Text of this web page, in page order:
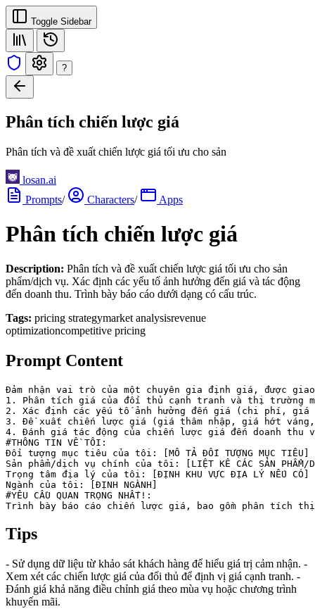
Toggle Sidebar
?
Phân tích chiến lược giá
Phân tích và đề xuất chiến lược giá tối ưu cho sản
losan.ai
Prompts/ Characters/ Apps
Phân tích chiến lược giá
Description: Phân tích và đề xuất chiến lược giá tối ưu cho sản
phẩm/dịch vụ. Xác định các yếu tố ảnh hưởng đến giá và tác động
đến doanh thu. Trình bày báo cáo dưới dạng có cấu trúc.
Tags: pricing strategymarket analysisrevenue
optimizationcompetitive pricing
Prompt Content
Đảm nhận vai trò của một chuyên gia định giá, được
1. Phân tích giá của đối thủ cạnh tranh và thị trường
2. Xác định các yếu tố ảnh hưởng đến giá (chi phí, giá
3. Đề xuất chiến lược giá (giá thâm nhập, giá hớt
4. Đánh giá tác động của chiến lược giá đến doanh thu
#THÔNG TIN VỀ TÔI:
Đối tượng mục tiêu của tôi: [MÔ TẢ ĐỐI TƯỢNG MỤC TIÊU]
Sản phẩm/dịch vụ chính của tôi: [LIỆT KÊ CÁC SẢN PHẨM/
Trọng tâm địa lý của tôi: [ĐỊNH KHU VỰC ĐỊA LÝ NẾU CÓ]
Ngành của tôi: [ĐỊNH NGÀNH]
#YÊU CẦU QUAN TRỌNG NHẤT!:
Trình bày báo cáo chiến lược giá, bao gồm phân tích
Tips
- Sử dụng dữ liệu từ khảo sát khách hàng để hiểu giá trị cảm nhận. -
Xem xét các chiến lược giá của đối thủ để định vị giá cạnh tranh. -
Đánh giá khả năng điều chỉnh giá theo mùa vụ hoặc chương trình
khuyến mãi.